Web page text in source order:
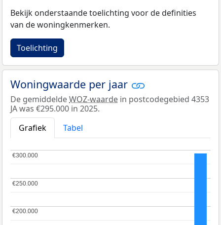
Bekijk onderstaande toelichting voor de definities
van de woningkenmerken.
Toelichting
Woningwaarde per jaar
De gemiddeldeWOZ-waarde in postcodegebied 4353
JA was €295.000 in 2025.
Grafiek
Tabel
€200.000
€200.000
€250.000
€250.000
€300.000
€300.000